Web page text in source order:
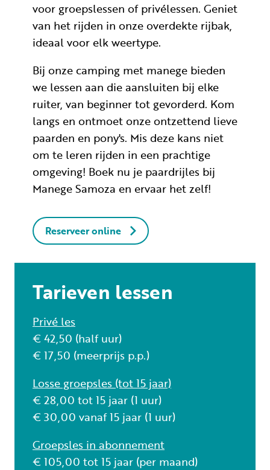
voor groepslessen of privélessen. Geniet
van het rijden in onze overdekte rijbak,
ideaal voor elk weertype.
Bij onze camping met manege bieden
we lessen aan die aansluiten bij elke
ruiter, van beginner tot gevorderd. Kom
langs en ontmoet onze ontzettend lieve
paarden en pony's. Mis deze kans niet
om te leren rijden in een prachtige
omgeving! Boek nu je paardrijles bij
Manege Samoza en ervaar het zelf!
Reserveer online
Tarieven lessen
Privé les
€ 42,50 (half uur)
€ 17,50 (meerprijs p.p.)
Losse groepsles (tot 15 jaar)
€ 28,00 tot 15 jaar (1 uur)
€ 30,00 vanaf 15 jaar (1 uur)
Groepsles in abonnement
€ 105,00 tot 15 jaar (per maand)